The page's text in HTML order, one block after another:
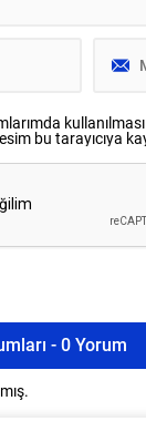
bu tarayıcıya
- 0 Yorum